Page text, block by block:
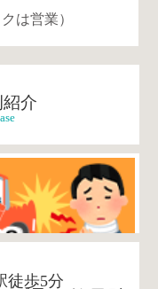
は営業）
介
徒歩5分